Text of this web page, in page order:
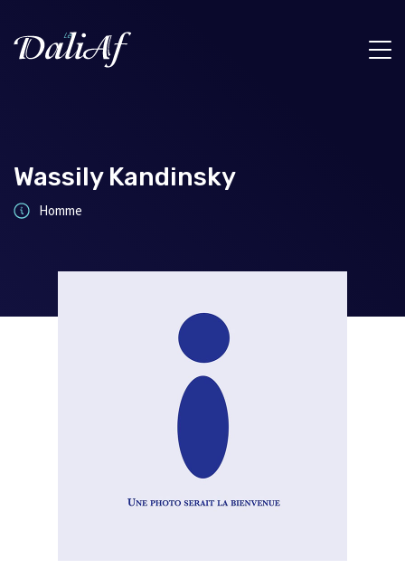
Wassily Kandinsky
Homme